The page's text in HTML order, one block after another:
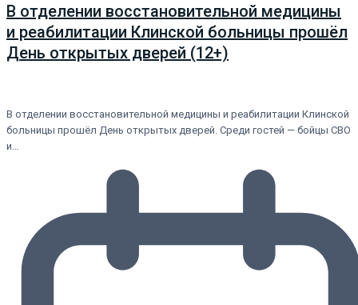
В отделении восстановительной медицины
и реабилитации Клинской больницы прошёл
День открытых дверей (12+)
В отделении восстановительной медицины и реабилитации Клинской
больницы прошёл День открытых дверей. Среди гостей — бойцы СВО
и…